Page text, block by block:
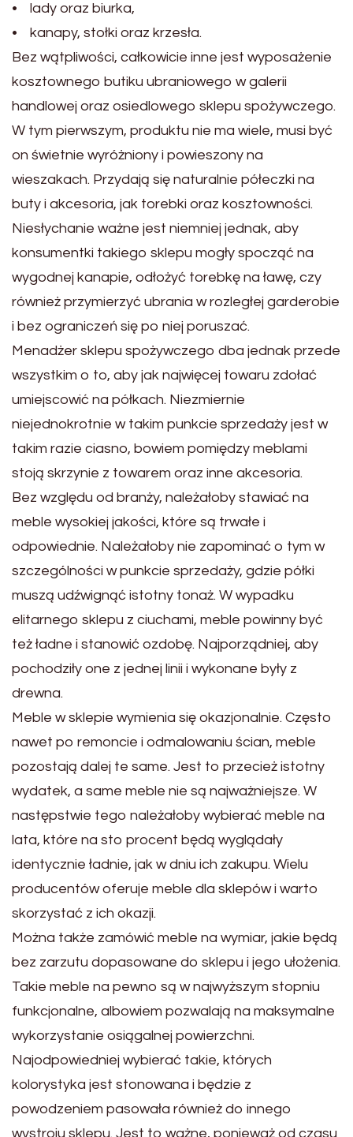
• lady oraz biurka,
• kanapy, stołki oraz krzesła.
Bez wątpliwości, całkowicie inne jest wyposażenie
kosztownego butiku ubraniowego w galerii
handlowej oraz osiedlowego sklepu spożywczego.
W tym pierwszym, produktu nie ma wiele, musi być
on świetnie wyróżniony i powieszony na
wieszakach. Przydają się naturalnie półeczki na
buty i akcesoria, jak torebki oraz kosztowności.
Niesłychanie ważne jest niemniej jednak, aby
konsumentki takiego sklepu mogły spocząć na
wygodnej kanapie, odłożyć torebkę na ławę, czy
również przymierzyć ubrania w rozległej garderobie
i bez ograniczeń się po niej poruszać.
Menadżer sklepu spożywczego dba jednak przede
wszystkim o to, aby jak najwięcej towaru zdołać
umiejscowić na półkach. Niezmiernie
niejednokrotnie w takim punkcie sprzedaży jest w
takim razie ciasno, bowiem pomiędzy meblami
stoją skrzynie z towarem oraz inne akcesoria.
Bez względu od branży, należałoby stawiać na
meble wysokiej jakości, które są trwałe i
odpowiednie. Należałoby nie zapominać o tym w
szczególności w punkcie sprzedaży, gdzie półki
muszą udźwignąć istotny tonaż. W wypadku
elitarnego sklepu z ciuchami, meble powinny być
też ładne i stanowić ozdobę. Najporządniej, aby
pochodziły one z jednej linii i wykonane były z
drewna.
Meble w sklepie wymienia się okazjonalnie. Często
nawet po remoncie i odmalowaniu ścian, meble
pozostają dalej te same. Jest to przecież istotny
wydatek, a same meble nie są najważniejsze. W
następstwie tego należałoby wybierać meble na
lata, które na sto procent będą wyglądały
identycznie ładnie, jak w dniu ich zakupu. Wielu
producentów oferuje meble dla sklepów i warto
skorzystać z ich okazji.
Można także zamówić meble na wymiar, jakie będą
bez zarzutu dopasowane do sklepu i jego ułożenia.
Takie meble na pewno są w najwyższym stopniu
funkcjonalne, albowiem pozwalają na maksymalne
wykorzystanie osiągalnej powierzchni.
Najodpowiedniej wybierać takie, których
kolorystyka jest stonowana i będzie z
powodzeniem pasowała również do innego
wystroju sklepu. Jest to ważne, ponieważ od czasu